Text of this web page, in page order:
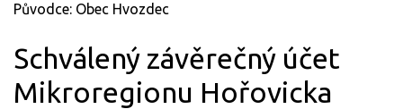
Původce: Obec Hvozdec
Schválený závěrečný účet
Mikroregionu Hořovicka